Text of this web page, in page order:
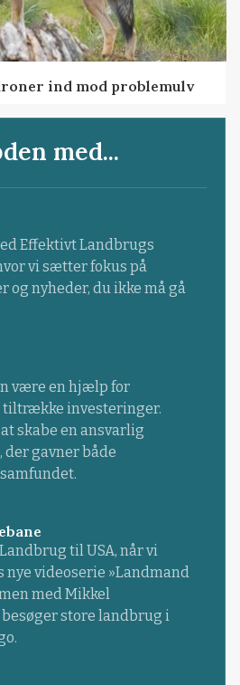
ind mod problemulv
med...
Effektivt Landbrugs
vi sætter fokus på
nyheder, du ikke må gå
være en hjælp for
investeringer.
skabe en ansvarlig
gavner både
til USA, når vi
videoserie »Landmand
med Mikkel
besøger store landbrug i